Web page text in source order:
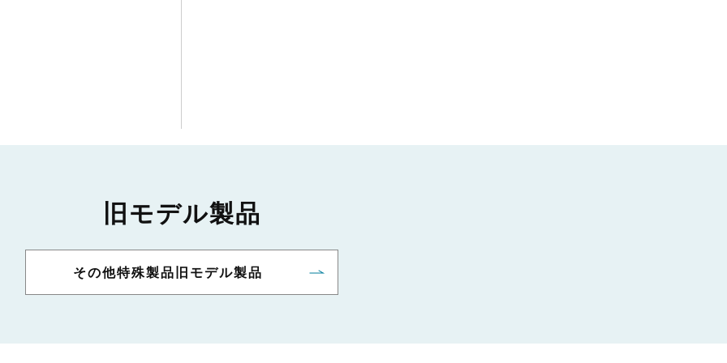
旧モデル製品
その他特殊製品旧モデル製品